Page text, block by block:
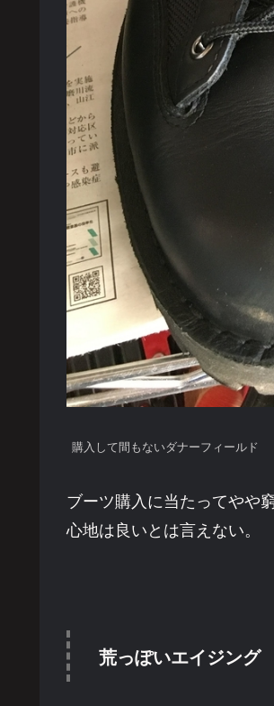
購入して間もないダナーフィールド
ブーツ購入に当たってやや
心地は良いとは言えない。
荒っぽいエイジング